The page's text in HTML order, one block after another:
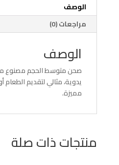
الوصف
مراجعات (0)
الوصف
صحن متوسط الحجم مصنوع
يدوية، مثالي لتقديم
مميزة.
منتجات ذات صلة